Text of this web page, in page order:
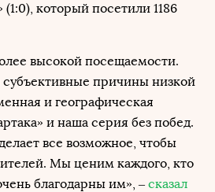
который посетили 1186
высокой посещаемости.
субъективные причины низкой
и географическая
и наша серия без побед.
все возможное, чтобы
Мы ценим каждого, кто
благодарны им», – сказал